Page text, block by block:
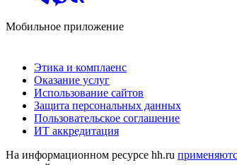
Мобильное приложение
Этика и комплаенс
Оказание услуг
Использование сайтов
Защита персональных данных
Пользовательское соглашение
ИТ аккредитация
На информационном ресурсе hh.ru